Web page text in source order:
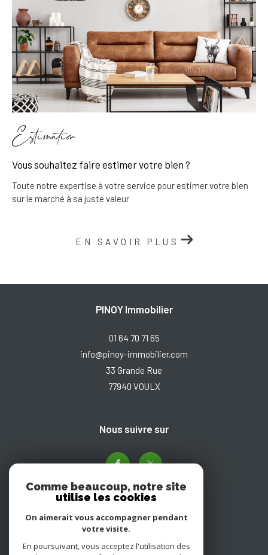
Estimation
Vous souhaitez faire estimer votre bien ?
Toute notre expertise à votre service pour estimer votre bien
sur le marché à sa juste valeur
EN SAVOIR PLUS
PINOY Immobilier
01 64 70 71 65
info@pinoy-immobilier.com
33 Grande Rue
77940
VOULX
nous suivre sur
Adhérents
Comme beaucoup, notre site
utilise les cookies
On aimerait vous accompagner pendant
votre visite.
En poursuivant, vous acceptez l'utilisation des